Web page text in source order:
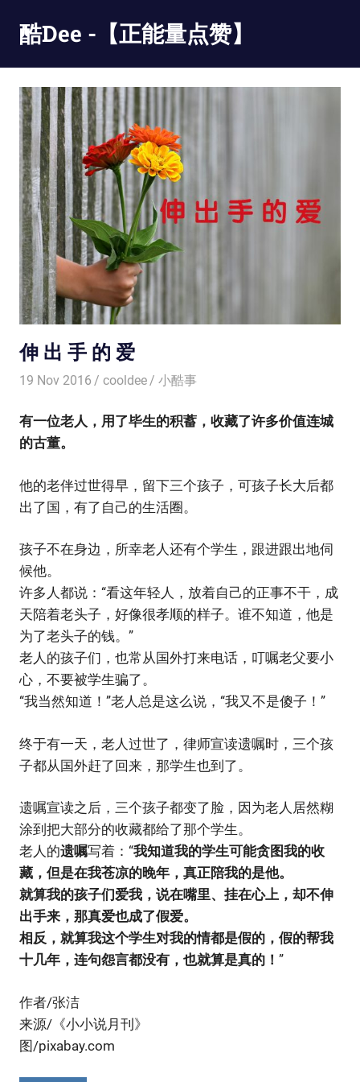
content
酷Dee -【正能量点赞】
最
酷
只
有
更
酷
伸 出 手 的 爱
19 Nov 2016 cooldee 小酷事
有一位老人，用了毕生的积蓄，收藏了许多价值连城
的古董。
他的老伴过世得早，留下三个孩子，可孩子长大后都
出了国，有了自己的生活圈。
孩子不在身边，所幸老人还有个学生，跟进跟出地伺
候他。
许多人都说：“看这年轻人，放着自己的正事不干，成
天陪着老头子，好像很孝顺的样子。谁不知道，他是
为了老头子的钱。”
老人的孩子们，也常从国外打来电话，叮嘱老父要小
心，不要被学生骗了。
“我当然知道！”老人总是这么说，“我又不是傻子！”
终于有一天，老人过世了，律师宣读遗嘱时，三个孩
子都从国外赶了回来，那学生也到了。
遗嘱宣读之后，三个孩子都变了脸，因为老人居然糊
涂到把大部分的收藏都给了那个学生。
老人的遗嘱写着：“我知道我的学生可能贪图我的收
藏，但是在我苍凉的晚年，真正陪我的是他。
就算我的孩子们爱我，说在嘴里、挂在心上，却不伸
出手来，那真爱也成了假爱。
相反，就算我这个学生对我的情都是假的，假的帮我
十几年，连句怨言都没有，也就算是真的！ ”
作者/张洁
来源/《小小说月刊》
图/pixabay.com